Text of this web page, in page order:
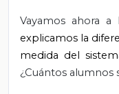
Vayamos ahora a
explicamos la
medida del
¿Cuántos alumnos